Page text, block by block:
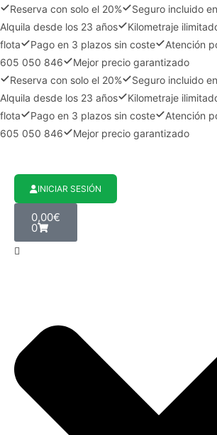
Reserva con solo el 20%
Seguro incluido
Alquila desde los 23 años
Kilometraje
flota
Pago en 3 plazos sin coste
Atención
605 050 846
Mejor precio garantizado
Reserva con solo el 20%
Seguro incluido
Alquila desde los 23 años
Kilometraje
flota
Pago en 3 plazos sin coste
Atención
605 050 846
Mejor precio garantizado
INICIAR SESIÓN
0,00€
0